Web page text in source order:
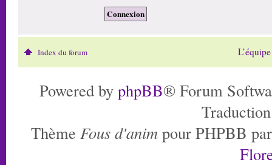
Index du forum
Powered by phpBB® Forum
Thème Fous d'anim pour PHPBB